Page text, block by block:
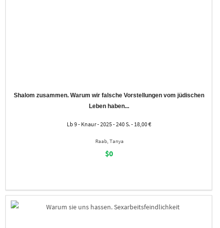
Shalom zusammen. Warum wir falsche Vorstellungen vom jüdischen
Leben haben...
Lb 9 - Knaur - 2025 - 240 S. - 18,00 €
Raab, Tanya
$0